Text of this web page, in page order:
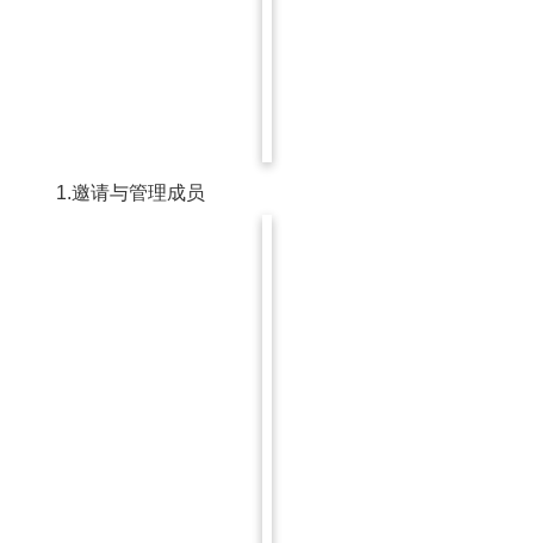
1.邀请与管理成员